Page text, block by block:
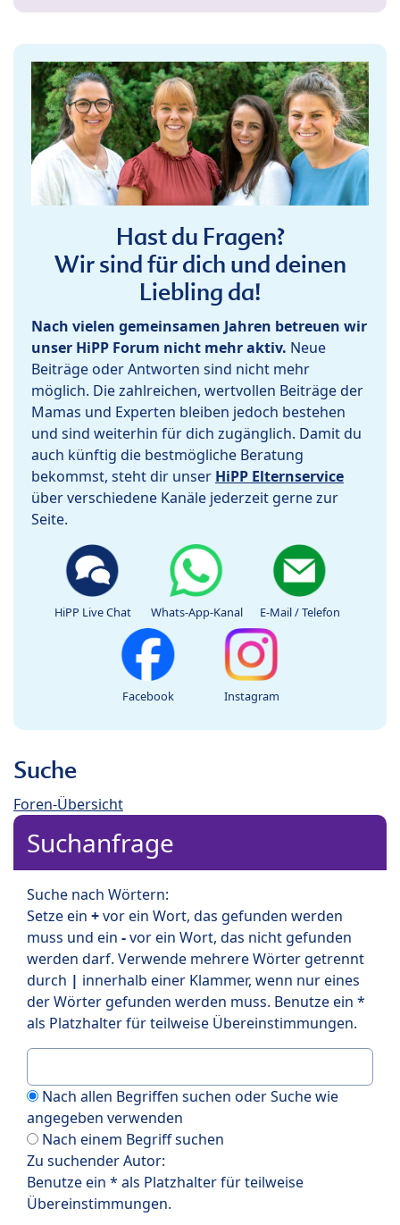
Hast du Fragen?
Wir sind für dich und deinen
Liebling da!
Nach vielen gemeinsamen Jahren betreuen wir
unser HiPP Forum nicht mehr aktiv. Neue
Beiträge oder Antworten sind nicht mehr
möglich. Die zahlreichen, wertvollen Beiträge der
Mamas und Experten bleiben jedoch bestehen
und sind weiterhin für dich zugänglich. Damit du
auch künftig die bestmögliche Beratung
bekommst, steht dir unser HiPP Elternservice
über verschiedene Kanäle jederzeit gerne zur
Seite.
HiPP Live Chat Whats-App-Kanal E-Mail / Telefon
Facebook Instagram
Suche
Foren-Übersicht
Suchanfrage
Suche nach Wörtern:
Setze ein +vor ein Wort, das gefunden werden
muss und ein -vor ein Wort, das nicht gefunden
werden darf. Verwende mehrere Wörter getrennt
durch | innerhalb einer Klammer, wenn nur eines
der Wörter gefunden werden muss. Benutze ein *
als Platzhalter für teilweise Übereinstimmungen.
Nach allen Begriffen suchen oder Suche wie
angegeben verwenden
Nach einem Begriff suchen
Zu suchender Autor:
Benutze ein * als Platzhalter für teilweise
Übereinstimmungen.